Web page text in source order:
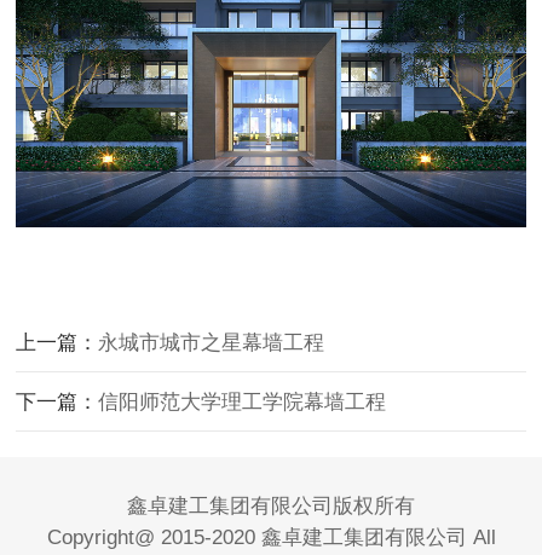
上一篇： 永城市城市之星幕墙工程
下一篇：信阳师范大学理工学院幕墙工程
鑫卓建工集团有限公司版权所有
Copyright@ 2015-2020 鑫卓建工集团有限公司 All